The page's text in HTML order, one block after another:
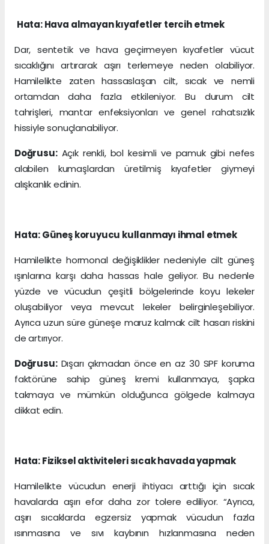
Hata: Hava almayan kıyafetler tercih etmek
Dar, sentetik ve hava geçirmeyen kıyafetler vücut
sıcaklığını artırarak aşırı terlemeye neden olabiliyor.
Hamilelikte zaten hassaslaşan cilt, sıcak ve nemli
ortamdan daha fazla etkileniyor. Bu durum cilt
tahrişleri, mantar enfeksiyonları ve genel rahatsızlık
hissiyle sonuçlanabiliyor.
Doğrusu:Açık renkli, bol kesimli ve pamuk gibi nefes
alabilen kumaşlardan üretilmiş kıyafetler giymeyi
alışkanlık edinin.
Hata: Güneş koruyucu kullanmayı ihmal etmek
Hamilelikte hormonal değişiklikler nedeniyle cilt güneş
ışınlarına karşı daha hassas hale geliyor. Bu nedenle
yüzde ve vücudun çeşitli bölgelerinde koyu lekeler
oluşabiliyor veya mevcut lekeler belirginleşebiliyor.
Ayrıca uzun süre güneşe maruz kalmak cilt hasarı riskini
de artırıyor.
Doğrusu:Dışarı çıkmadan önce en az 30 SPF koruma
faktörüne sahip güneş kremi kullanmaya, şapka
takmaya ve mümkün olduğunca gölgede kalmaya
dikkat edin.
Hata: Fiziksel aktiviteleri sıcak havada yapmak
Hamilelikte vücudun enerji ihtiyacı arttığı için sıcak
havalarda aşırı efor daha zor tolere ediliyor. “Ayrıca,
aşırı sıcaklarda egzersiz yapmak vücudun fazla
ısınmasına ve sıvı kaybının hızlanmasına neden